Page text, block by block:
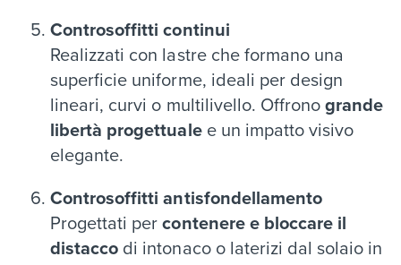
Controsoffitti continui
Realizzati con lastre che formano una
superficie uniforme, ideali per design
lineari, curvi o multilivello. Offronogrande
libertà progettualee un impatto visivo
elegante.
Controsoffitti antisfondellamento
Progettati percontenere e bloccare il
distacco di intonaco o laterizi dal solaio in